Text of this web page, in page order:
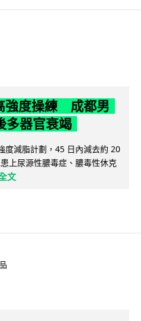
強度操練 成都男
多器官衰竭
度減脂計劃，45 日內減去約 20
上尿源性膿毒症、膿毒性休克
文